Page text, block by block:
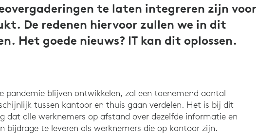
te laten integreren zijn voor
De redenen hiervoor zullen we in dit
Het goede nieuws? IT kan dit oplossen.
pandemie blijven ontwikkelen, zal een toenemend aantal
tussen kantoor en thuis gaan verdelen. Het is bij dit
dat alle werknemers op afstand over dezelfde informatie en
bijdrage te leveren als werknemers die op kantoor zijn.